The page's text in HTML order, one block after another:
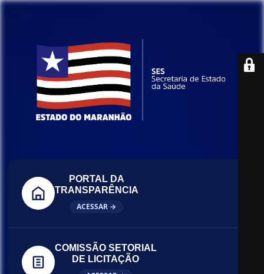
PORTAL DA
TRANSPARÊNCIA
ACESSAR →
COMISSÃO SETORIAL
DE LICITAÇÃO